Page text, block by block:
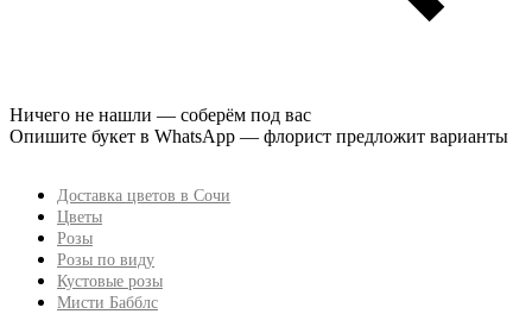
Ничего не нашли — соберём под вас
Опишите букет в WhatsApp — флорист предложит варианты
Доставка цветов в Сочи
Цветы
Розы
Розы по виду
Кустовые розы
Мисти Бабблс